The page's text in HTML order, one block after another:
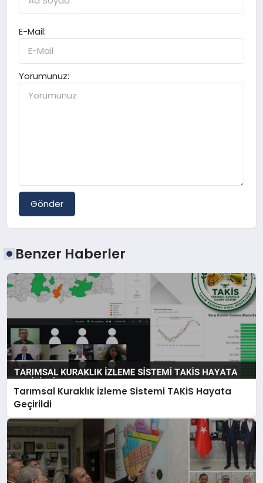
E-Mail:
Yorumunuz:
Gönder
Benzer Haberler
Tarımsal Kuraklık İzleme Sistemi TAKİS Hayata
Geçirildi